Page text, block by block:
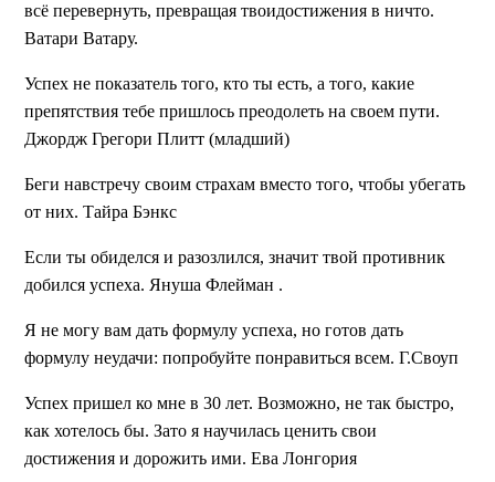
всё перевернуть, превращая твоидостижения в ничто.
Ватари Ватару.
Успех не показатель того, кто ты есть, а того, какие
препятствия тебе пришлось преодолеть на своем пути.
Джордж Грегори Плитт (младший)
Беги навстречу своим страхам вместо того, чтобы убегать
от них. Тайра Бэнкс
Если ты обиделся и разозлился, значит твой противник
добился успеха. Януша Флейман .
Я не могу вам дать формулу успеха, но готов дать
формулу неудачи: попробуйте понравиться всем. Г.Своуп
Успех пришел ко мне в 30 лет. Возможно, не так быстро,
как хотелось бы. Зато я научилась ценить свои
достижения и дорожить ими. Ева Лонгория